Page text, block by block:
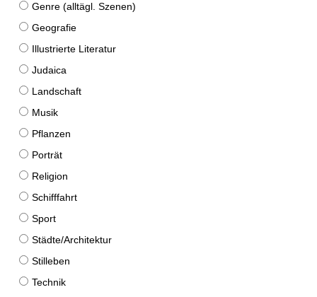
Genre (alltägl. Szenen)
Geografie
Illustrierte Literatur
Judaica
Landschaft
Musik
Pflanzen
Porträt
Religion
Schifffahrt
Sport
Städte/Architektur
Stilleben
Technik